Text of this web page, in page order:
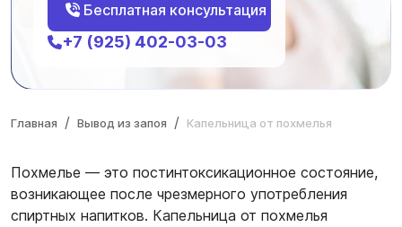
Бесплатная консультация
+7 (925) 402-03-03
Главная Вывод из запоя Капельница от похмелья
Похмелье — это постинтоксикационное состояние,
возникающее после чрезмерного употребления
спиртных напитков. Капельница от похмелья